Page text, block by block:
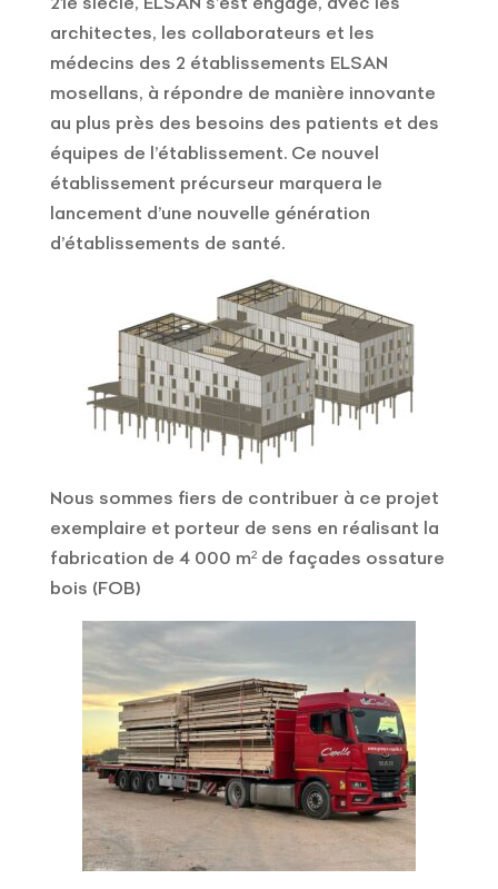
architectes, les collaborateurs et les
médecins des 2 établissements ELSAN
mosellans, à répondre de manière innovante
au plus près des besoins des patients et des
équipes de l’établissement. Ce nouvel
établissement précurseur marquera le
lancement d’une nouvelle génération
d’établissements de santé.
Nous sommes fiers de contribuer à ce projet
exemplaire et porteur de sens en réalisant la
fabrication de 4 000 m² de façades ossature
bois (FOB)